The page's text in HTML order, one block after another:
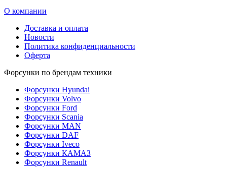
О компании
Доставка и оплата
Новости
Политика конфиденциальности
Оферта
Форсунки по брендам техники
Форсунки Hyundai
Форсунки Volvo
Форсунки Ford
Форсунки Scania
Форсунки MAN
Форсунки DAF
Форсунки Iveco
Форсунки КАМАЗ
Форсунки Renault